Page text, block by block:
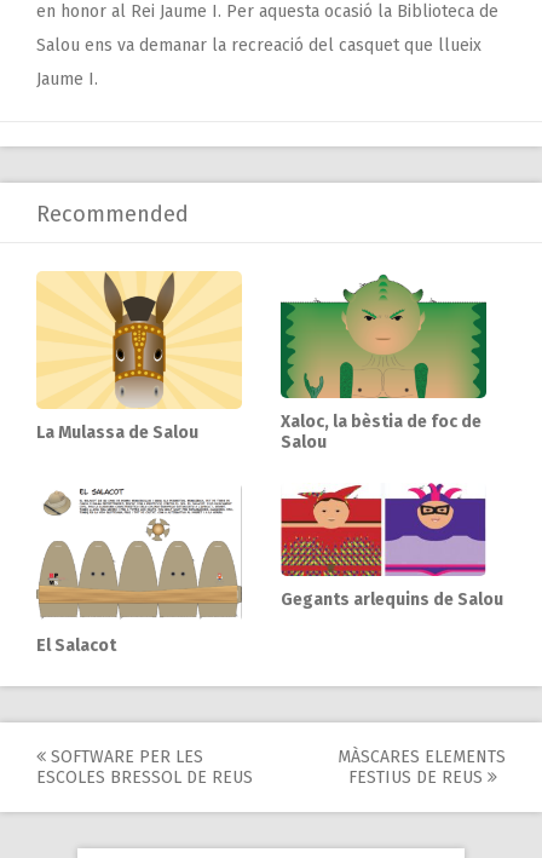
en honor al Rei Jaume I. Per aquesta ocasió la Biblioteca de
Salou ens va demanar la recreació del casquet que llueix
Jaume I.
Recommended
La Mulassa de Salou
Xaloc, la bèstia de foc de
Salou
El Salacot
Gegants arlequins de Salou
Post
SOFTWARE PER LES
ESCOLES BRESSOL DE REUS
MÀSCARES ELEMENTS
FESTIUS DE REUS